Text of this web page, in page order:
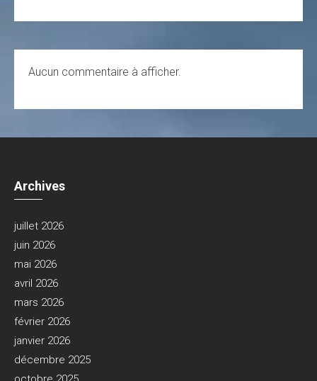
Aucun commentaire à afficher.
Archives
juillet 2026
juin 2026
mai 2026
avril 2026
mars 2026
février 2026
janvier 2026
décembre 2025